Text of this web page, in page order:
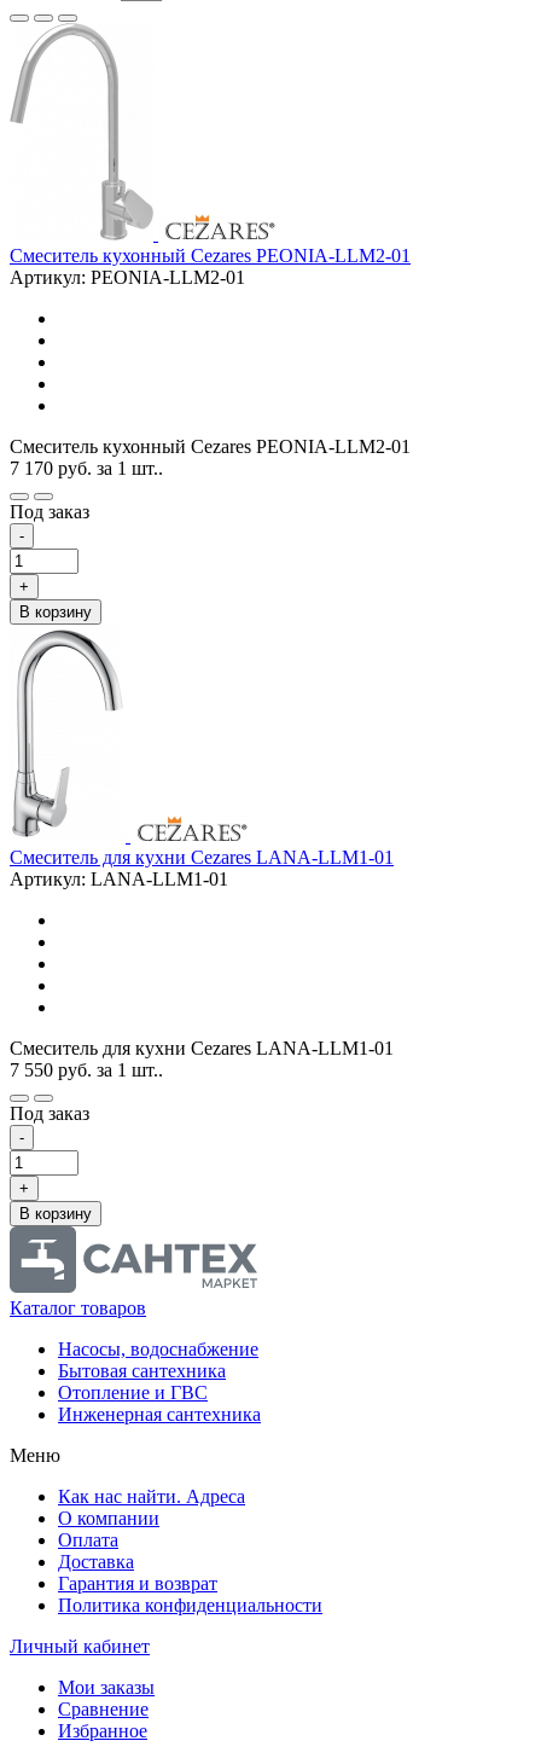
Смеситель кухонный Cezares PEONIA-LLM2-01
Артикул: PEONIA-LLM2-01
Смеситель кухонный Cezares PEONIA-LLM2-01
7 170 руб. за 1 шт..
Под заказ
-
+
В корзину
Смеситель для кухни Cezares LANA-LLM1-01
Артикул: LANA-LLM1-01
Смеситель для кухни Cezares LANA-LLM1-01
7 550 руб. за 1 шт..
Под заказ
-
+
В корзину
Каталог товаров
Насосы, водоснабжение
Бытовая сантехника
Отопление и ГВС
Инженерная сантехника
Меню
Как нас найти. Адреса
О компании
Оплата
Доставка
Гарантия и возврат
Политика конфиденциальности
Личный кабинет
Мои заказы
Сравнение
Избранное